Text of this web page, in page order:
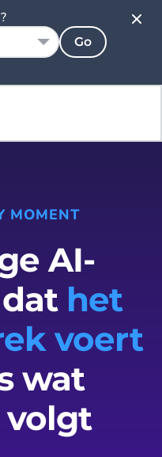
MOMENT
AI-
het
voert
wat
Go